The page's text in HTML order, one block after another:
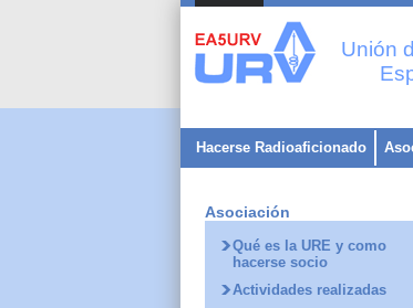
Unión
Hacerse Radioaficionado
Asociación
Qué es la URE y como
hacerse socio
Actividades realizadas